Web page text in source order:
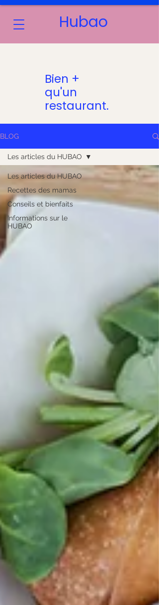
Hubao
Bien +
qu'un
restaurant.
BLOG
Les articles du HUBAO
Recettes des mamas
Conseils et bienfaits
Informations sur le
HUBAO
Les articles du HUBAO